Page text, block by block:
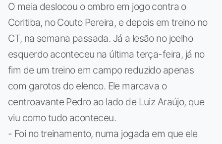
O meia deslocou o ombro em jogo contra o
Coritiba, no Couto Pereira, e depois em treino no
CT, na semana passada. Já a lesão no joelho
esquerdo aconteceu na última terça-feira, já no
fim de um treino em campo reduzido apenas
com garotos do elenco. Ele marcava o
centroavante Pedro ao lado de Luiz Araújo, que
viu como tudo aconteceu.
- Foi no treinamento, numa jogada em que ele